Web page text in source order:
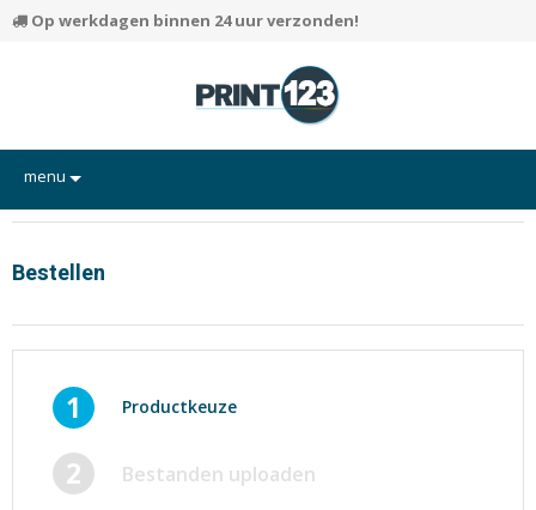
Op werkdagen binnen 24 uur verzonden!
menu
Flyers
Hand-outs/Losbladig
Posters
Rapporten/Verslagen
Certificaten/Diploma's
Visitekaartjes
Bestellen
1 Productkeuze
2 Bestanden uploaden